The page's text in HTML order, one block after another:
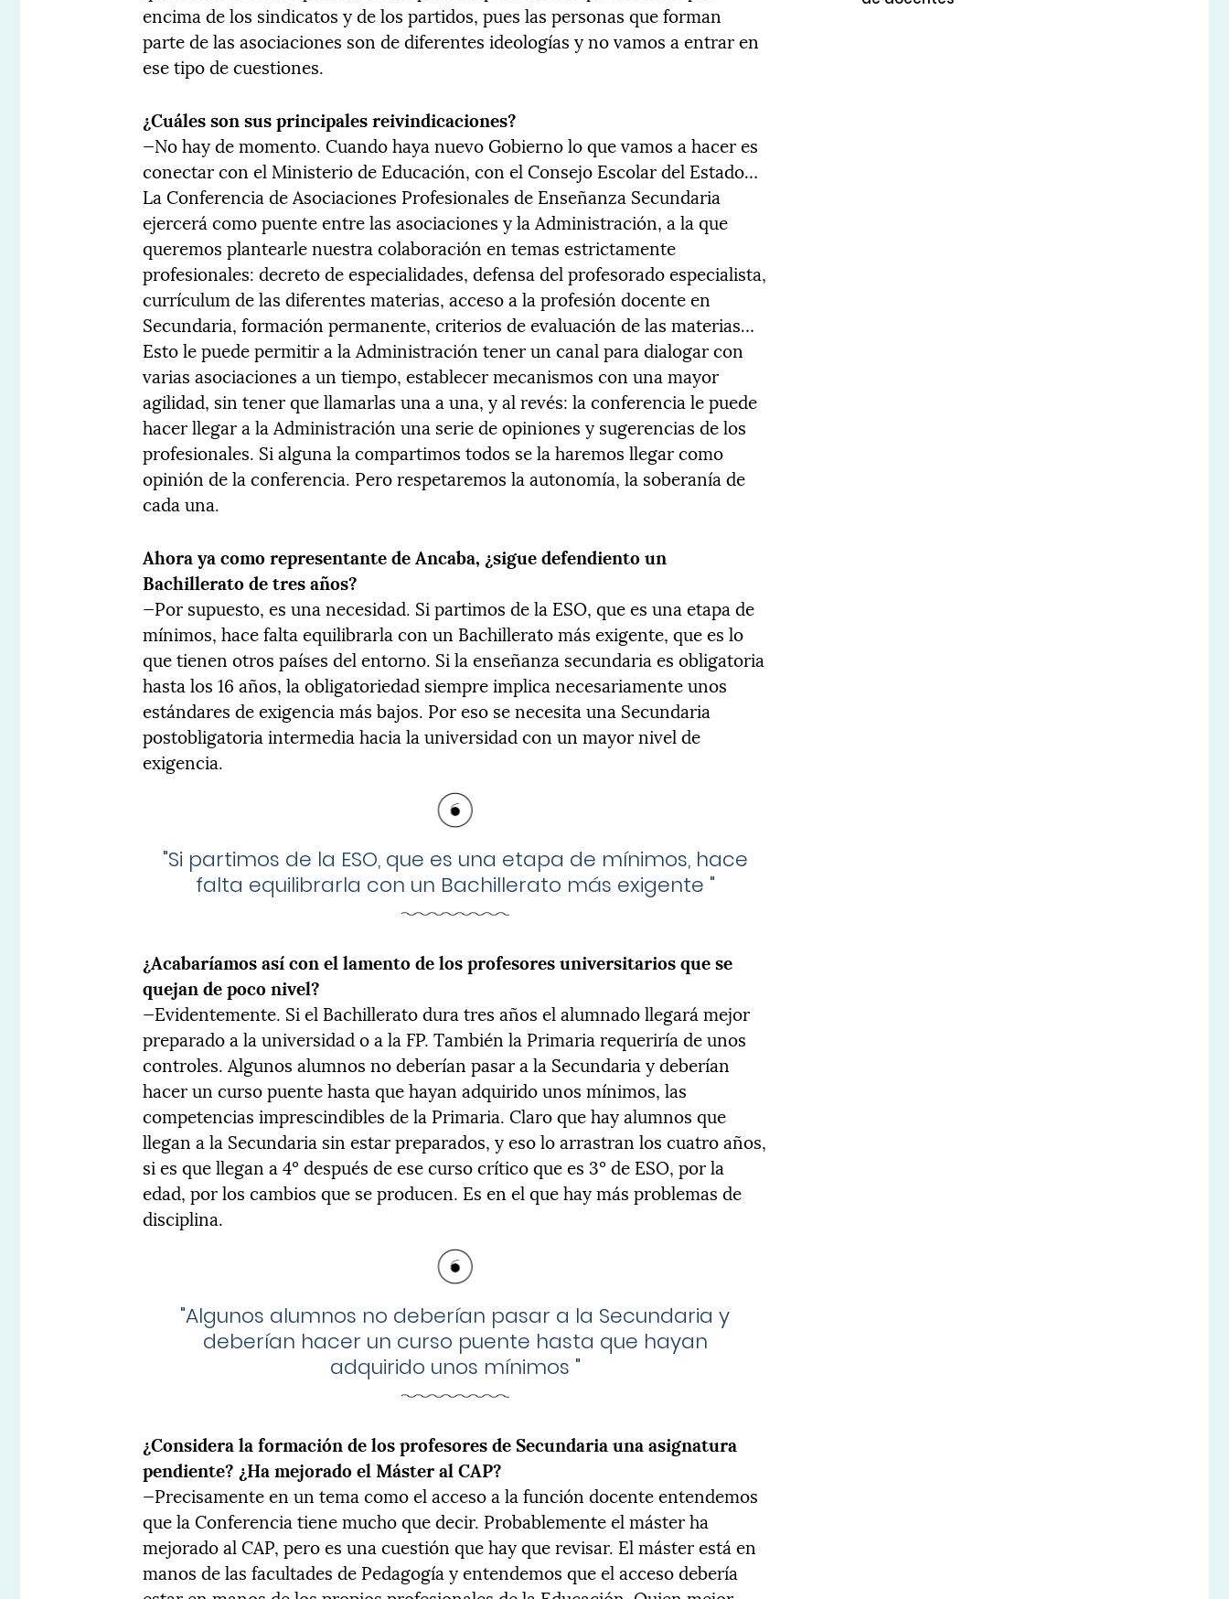
encima de los sindicatos y de los partidos, pues las personas que forman
parte de las asociaciones son de diferentes ideologías y no vamos a entrar en
ese tipo de cuestiones.
¿Cuáles son sus principales reivindicaciones?
—No hay de momento. Cuando haya nuevo Gobierno lo que vamos a hacer es
conectar con el Ministerio de Educación, con el Consejo Escolar del Estado…
La Conferencia de Asociaciones Profesionales de Enseñanza Secundaria
ejercerá como puente entre las asociaciones y la Administración, a la que
queremos plantearle nuestra colaboración en temas estrictamente
profesionales: decreto de especialidades, defensa del profesorado especialista,
currículum de las diferentes materias, acceso a la profesión docente en
Secundaria, formación permanente, criterios de evaluación de las materias…
Esto le puede permitir a la Administración tener un canal para dialogar con
varias asociaciones a un tiempo, establecer mecanismos con una mayor
agilidad, sin tener que llamarlas una a una, y al revés: la conferencia le puede
hacer llegar a la Administración una serie de opiniones y sugerencias de los
profesionales. Si alguna la compartimos todos se la haremos llegar como
opinión de la conferencia. Pero respetaremos la autonomía, la soberanía de
cada una.
Ahora ya como representante de Ancaba, ¿sigue defendiento un
Bachillerato de tres años?
—Por supuesto, es una necesidad. Si partimos de la ESO, que es una etapa de
mínimos, hace falta equilibrarla con un Bachillerato más exigente, que es lo
que tienen otros países del entorno. Si la enseñanza secundaria es obligatoria
hasta los 16 años, la obligatoriedad siempre implica necesariamente unos
estándares de exigencia más bajos. Por eso se necesita una Secundaria
postobligatoria intermedia hacia la universidad con un mayor nivel de
exigencia.
"Si partimos de la ESO, que es una etapa de mínimos, hace
falta equilibrarla con un Bachillerato más exigente "
¿Acabaríamos así con el lamento de los profesores universitarios que se
quejan de poco nivel?
—Evidentemente. Si el Bachillerato dura tres años el alumnado llegará mejor
preparado a la universidad o a la FP. También la Primaria requeriría de unos
controles. Algunos alumnos no deberían pasar a la Secundaria y deberían
hacer un curso puente hasta que hayan adquirido unos mínimos, las
competencias imprescindibles de la Primaria. Claro que hay alumnos que
llegan a la Secundaria sin estar preparados, y eso lo arrastran los cuatro años,
si es que llegan a 4º después de ese curso crítico que es 3º de ESO, por la
edad, por los cambios que se producen. Es en el que hay más problemas de
disciplina.
"Algunos alumnos no deberían pasar a la Secundaria y
deberían hacer un curso puente hasta que hayan
adquirido unos mínimos "
¿Considera la formación de los profesores de Secundaria una asignatura
pendiente? ¿Ha mejorado el Máster al CAP?
—Precisamente en un tema como el acceso a la función docente entendemos
que la Conferencia tiene mucho que decir. Probablemente el máster ha
mejorado al CAP, pero es una cuestión que hay que revisar. El máster está en
manos de las facultades de Pedagogía y entendemos que el acceso debería